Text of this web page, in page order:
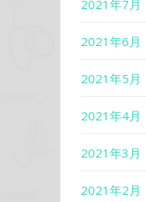
2021年7月
2021年6月
2021年5月
2021年4月
2021年3月
2021年2月